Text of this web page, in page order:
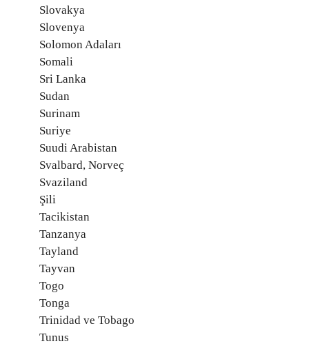
Slovakya
Slovenya
Solomon Adaları
Somali
Sri Lanka
Sudan
Surinam
Suriye
Suudi Arabistan
Svalbard, Norveç
Svaziland
Şili
Tacikistan
Tanzanya
Tayland
Tayvan
Togo
Tonga
Trinidad ve Tobago
Tunus